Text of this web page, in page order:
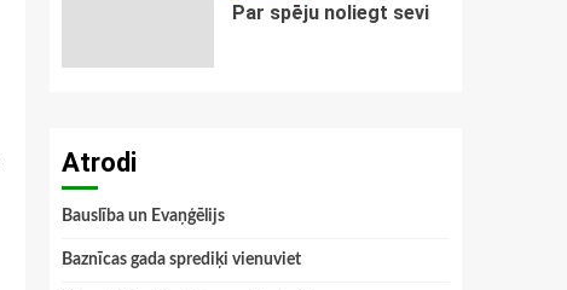
Par spēju noliegt sevi
Atrodi
Bauslība un Evaņģēlijs
Baznīcas gada sprediķi vienuviet